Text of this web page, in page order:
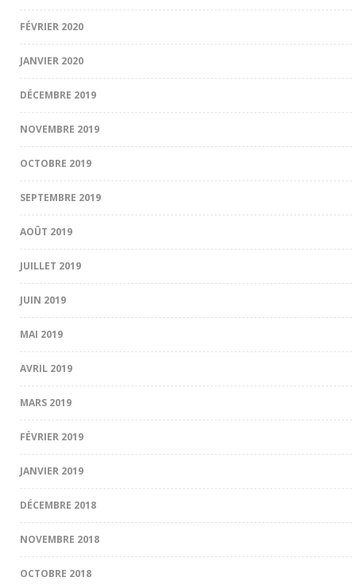
FÉVRIER 2020
JANVIER 2020
DÉCEMBRE 2019
NOVEMBRE 2019
OCTOBRE 2019
SEPTEMBRE 2019
AOÛT 2019
JUILLET 2019
JUIN 2019
MAI 2019
AVRIL 2019
MARS 2019
FÉVRIER 2019
JANVIER 2019
DÉCEMBRE 2018
NOVEMBRE 2018
OCTOBRE 2018